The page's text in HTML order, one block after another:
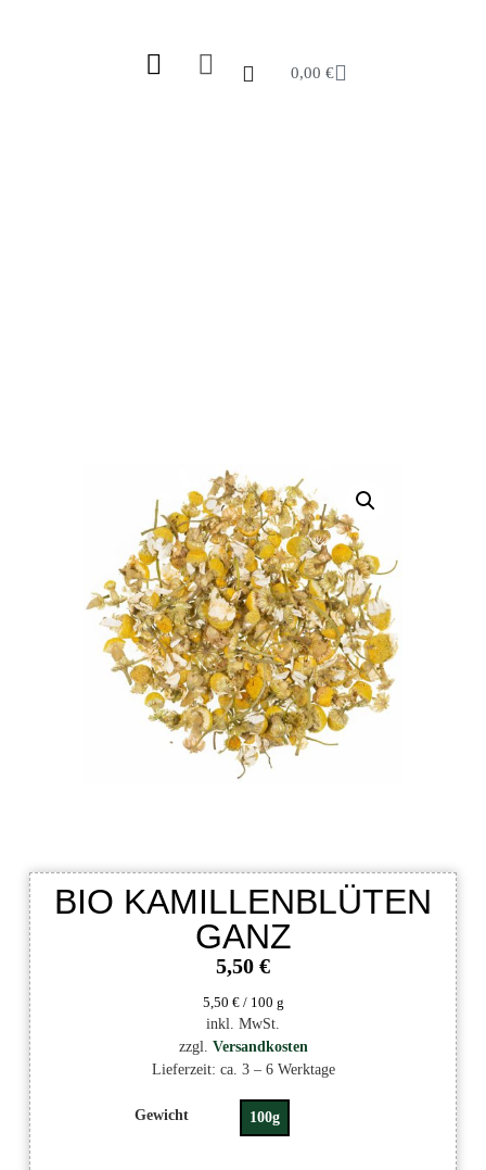
0,00 €
BIO KAMILLENBLÜTEN
GANZ
5,50 €
5,50 €/ 100 g
inkl. MwSt.
zzgl. Versandkosten
Lieferzeit: ca. 3 – 6 Werktage
Gewicht 100g